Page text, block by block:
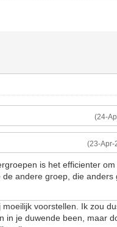
(24-
(23-Apr-
is het efficienter
andere groep, die anders
voorstellen. Ik zou
in je duwende been, maar